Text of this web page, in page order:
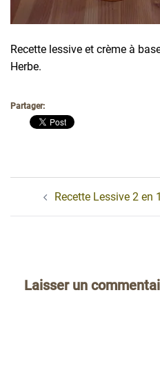
Recette lessive et crème à
Herbe.
Partager:
d’articleRecette Lessive 2 en
Laisser un